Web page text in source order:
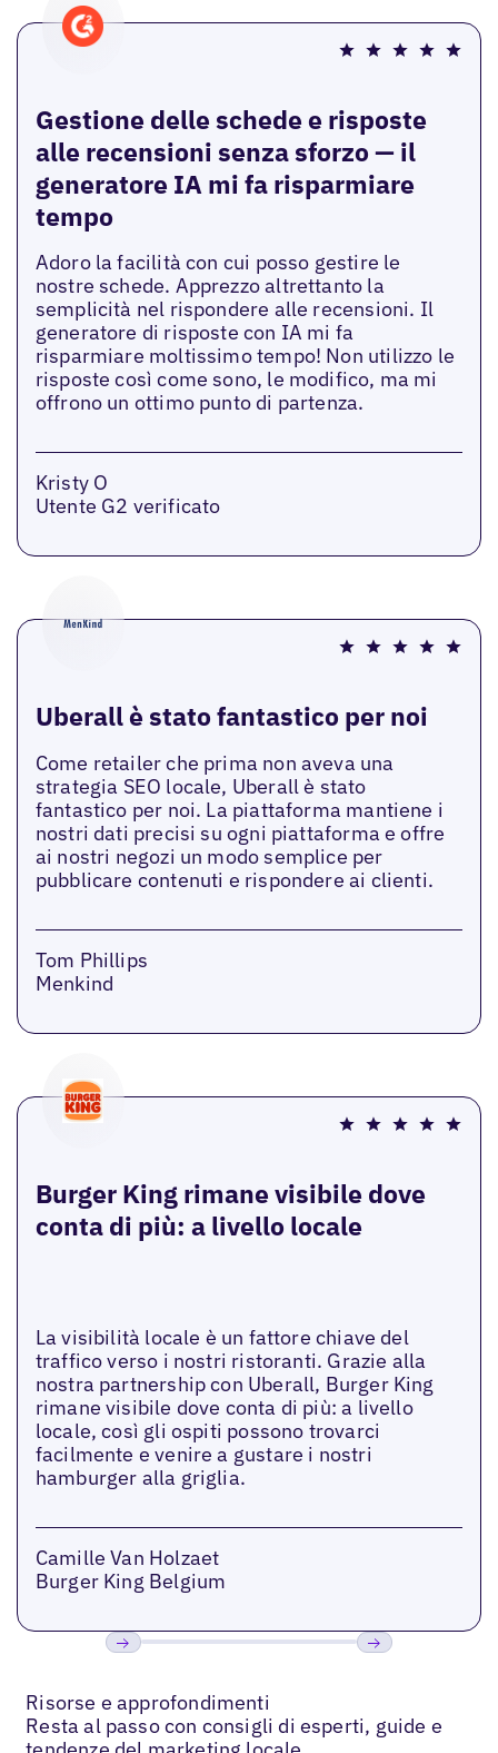
Gestione delle schede e risposte
alle recensioni senza sforzo — il
generatore IA mi fa risparmiare
tempo
Adoro la facilità con cui posso gestire le
nostre schede. Apprezzo altrettanto la
semplicità nel rispondere alle recensioni. Il
generatore di risposte con IA mi fa
risparmiare moltissimo tempo! Non utilizzo le
risposte così come sono, le modifico, ma mi
offrono un ottimo punto di partenza.
Kristy O
Utente G2 verificato
Uberall è stato fantastico per noi
Come retailer che prima non aveva una
strategia SEO locale, Uberall è stato
fantastico per noi. La piattaforma mantiene i
nostri dati precisi su ogni piattaforma e offre
ai nostri negozi un modo semplice per
pubblicare contenuti e rispondere ai clienti.
Tom Phillips
Menkind
Burger King rimane visibile dove
conta di più: a livello locale
La visibilità locale è un fattore chiave del
traffico verso i nostri ristoranti. Grazie alla
nostra partnership con Uberall, Burger King
rimane visibile dove conta di più: a livello
locale, così gli ospiti possono trovarci
facilmente e venire a gustare i nostri
hamburger alla griglia.
Camille Van Holzaet
Burger King Belgium
Risorse e approfondimenti
Resta al passo con consigli di esperti, guide e